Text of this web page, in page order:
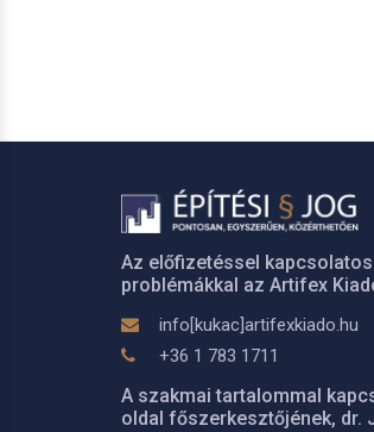
Az előfizetéssel
problémákkal az Artifex
info[kukac]artifexkiado.hu
+36 1 783 1711
A szakmai tartalommal
oldal főszerkesztőjének, dr.